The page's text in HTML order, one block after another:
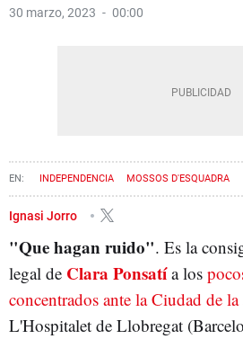
30 marzo, 2023 00:00
INDEPENDENCIA MOSSOS D'ESQUADRA
GENERALITAT DE CATALUÑA
CIUDAD DE LA JUSTICIA CLARA PONSATÍ
Ignasi Jorro
"Que hagan ruido". Es la
legal de Clara Ponsatí a los
concentrados ante la Ciudad de la
L'Hospitalet de Llobregat